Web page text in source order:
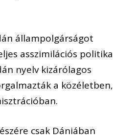
állampolgárságot
asszimilációs politika
nyelv kizárólagos
a közéletben,
csak Dániában